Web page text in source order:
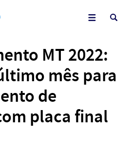
MT 2022:
mês para
de
placa final